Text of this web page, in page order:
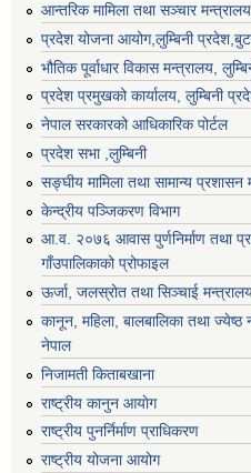
आन्तरिक मामिला तथा सञ्चार
प्रदेश योजना आयोग,लुम्बिनी
भौतिक पूर्वाधार विकास मन्त्रालय,
प्रदेश प्रमुखको कार्यालय, लुम्बिनी
नेपाल सरकारको आधिकारिक पोर्टल
प्रदेश सभा ,लुम्बिनी
सङ्घीय मामिला तथा सामान्य प्रशासन
केन्द्रीय पञ्जिकरण विभाग
आ.व. २०७६ आवास पुर्णनिर्माण तथा
गाँउपालिकाको प्रोफाइल
ऊर्जा, जलस्रोत तथा सिञ्चाई
कानून, महिला, बालबालिका तथा ज्येष्ठ
नेपाल
निजामती किताबखाना
राष्ट्रीय कानुन आयाेग
राष्ट्रीय पुनर्निर्माण प्राधिकरण
राष्ट्रीय योजना आयोग